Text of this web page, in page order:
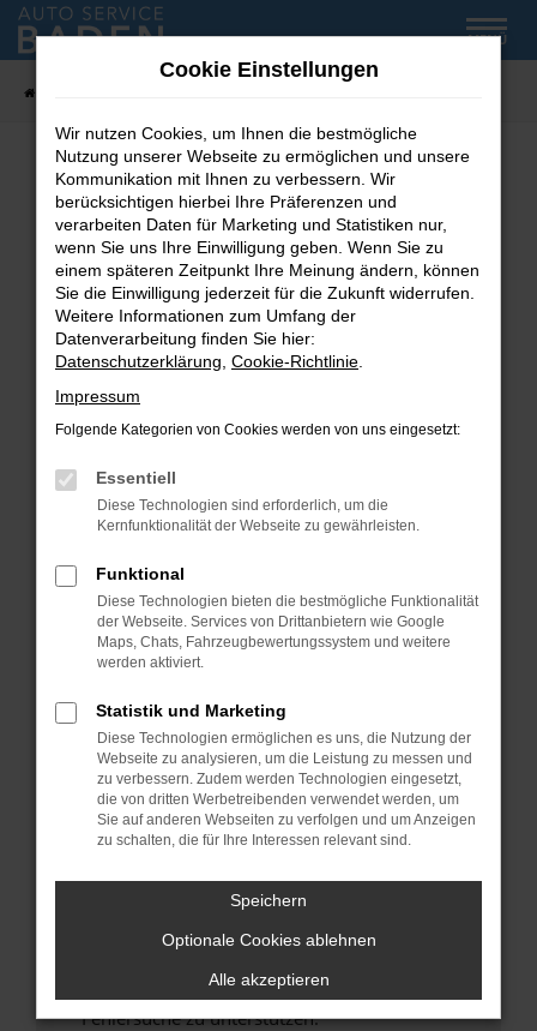
Zum
Hauptinhalt
MENÜ
Fehler: Network Error
Beim Laden ist ein Fehler aufgetreten.
Hier sind ein paar Tipps, die dir helfen können:
Überprüfe deine Firewall und deine
Internetverbindung.
Laden andere Webseiten, zum Beispiel deine
Suchmaschine?
Prüfe deine Browsererweiterungen.
können das Laden bestimmter Seiten
verhindern. Funktioniert die Seite in einem
Fenster?
Starte dein Gerät neu.
Das kann manchmal helfen, vorübergehende
Probleme zu beheben.
Betriebssystem auf dem neuesten Stand
sind.
Veraltete Software birgt nicht nur ein
Sicherheitsrisiko, sondern kann auch dazu
führen, dass bestimmte Funktionen nicht mehr
unterstützt werden.
Wende dich an den Webseitenbetreiber.
Wenn du alle oben genannten Schritte versucht
hast, kontaktiere uns bitte. Wir werden
uns diesen Text schicken, um uns bei der
Fehlersuche zu unterstützen:
Cookie Einstellungen
Wir nutzen Cookies, um Ihnen die bestmögliche
Nutzung unserer Webseite zu ermöglichen und unsere
Kommunikation mit Ihnen zu verbessern. Wir
berücksichtigen hierbei Ihre Präferenzen und
verarbeiten Daten für Marketing und Statistiken nur,
wenn Sie uns Ihre Einwilligung geben. Wenn Sie zu
einem späteren Zeitpunkt Ihre Meinung ändern, können
Sie die Einwilligung jederzeit für die Zukunft widerrufen.
Weitere Informationen zum Umfang der
Datenverarbeitung finden Sie hier:
Datenschutzerklärung Cookie-Richtlinie
Impressum
Folgende Kategorien von Cookies werden von uns eingesetzt:
Essentiell
Diese Technologien sind erforderlich, um die
Kernfunktionalität der Webseite zu gewährleisten.
Funktional
Diese Technologien bieten die bestmögliche Funktionalität
der Webseite. Services von Drittanbietern wie Google
Maps, Chats, Fahrzeugbewertungssystem und weitere
werden aktiviert.
Statistik und Marketing
Diese Technologien ermöglichen es uns, die Nutzung der
Webseite zu analysieren, um die Leistung zu messen und
zu verbessern. Zudem werden Technologien eingesetzt,
die von dritten Werbetreibenden verwendet werden, um
Sie auf anderen Webseiten zu verfolgen und um Anzeigen
zu schalten, die für Ihre Interessen relevant sind.
Speichern
Optionale Cookies ablehnen
Alle akzeptieren